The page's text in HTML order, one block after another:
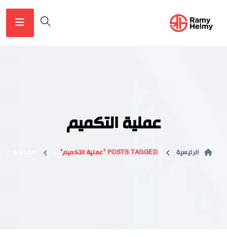
عملية التكميم
الرئيسية POSTS TAGGED "عملية التكميم"